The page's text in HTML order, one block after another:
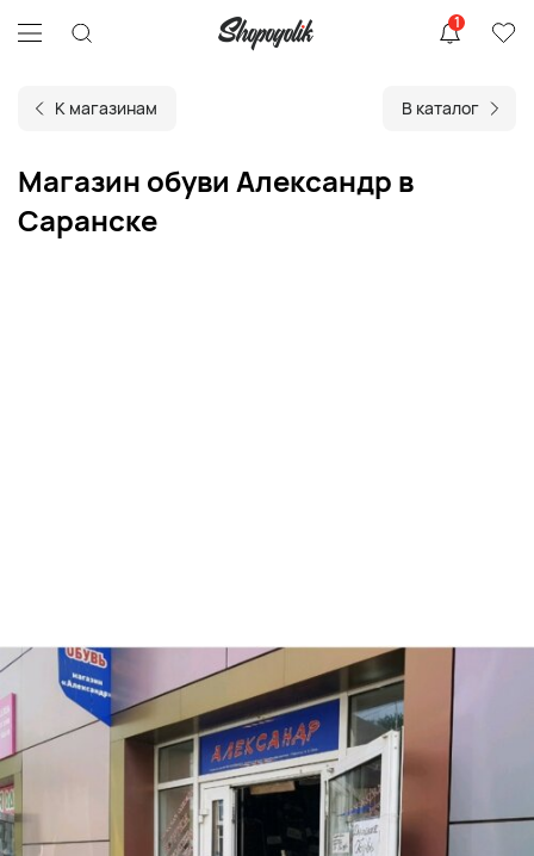
1
К магазинам В каталог
Магазин обуви Александр в
Саранске